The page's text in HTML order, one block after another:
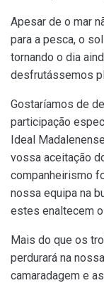
Apesar de o mar
para a pesca, o
tornando o dia
desfrutássemos
Gostaríamos de
participação
Ideal
vossa aceitação
companheirismo
nossa equipa na
estes enaltecem
Mais do que os
perdurará na
camaradagem e